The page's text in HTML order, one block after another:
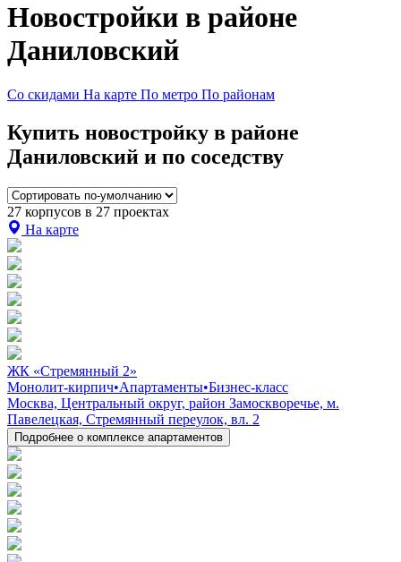
Новостройки в районе
Даниловский
Со скидами На карте По метро По районам
Купить новостройку в районе
Даниловский и по соседству
27 корпусов в 27 проектах
На карте
ЖК «Стремянный 2»
Монолит-кирпич•Апартаменты•Бизнес-класс
Москва, Центральный округ, район Замоскворечье, м.
Павелецкая, Стремянный переулок, вл. 2
Подробнее о комплексе апартаментов